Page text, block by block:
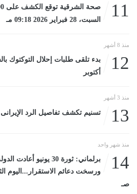
11
السبت، 28 فبراير 2026 09:18 مـ
منذ 8 أشهر
12
أكتوبر
منذ 3 أشهر
13 تسنيم تكشف تفاصيل الرد
منذ شهر واحد
14
برلماني: ثورة 30 يونيو
صـ